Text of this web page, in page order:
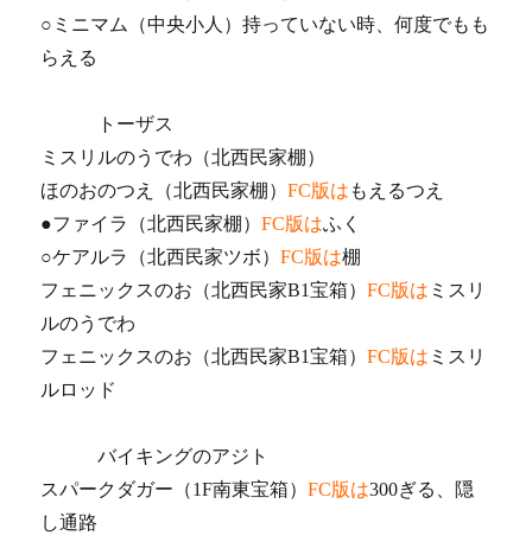
○ミニマム（中央小人）持っていない時、何度でもも
らえる
トーザス
ミスリルのうでわ（北西民家棚）
ほのおのつえ（北西民家棚）FC版は もえるつえ
●ファイラ（北西民家棚）FC版はふく
○ケアルラ（北西民家ツボ）FC版は棚
フェニックスのお（北西民家B1宝箱）FC版は ミスリ
ルのうでわ
フェニックスのお（北西民家B1宝箱）FC版は ミスリ
ルロッド
バイキングのアジト
スパークダガー（1F南東宝箱）FC版は300ぎる、隠
し通路